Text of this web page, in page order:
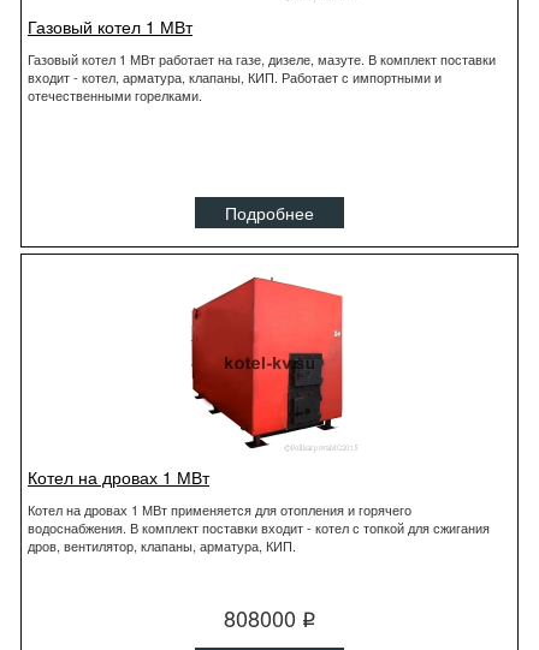
Газовый котел 1 МВт
Газовый котел 1 МВт работает на газе, дизеле, мазуте. В комплект поставки
входит - котел, арматура, клапаны, КИП. Работает с импортными и
отечественными горелками.
Подробнее
Котел на дровах 1 МВт
Котел на дровах 1 МВт применяется для отопления и горячего
водоснабжения. В комплект поставки входит - котел с топкой для сжигания
дров, вентилятор, клапаны, арматура, КИП.
808000 q